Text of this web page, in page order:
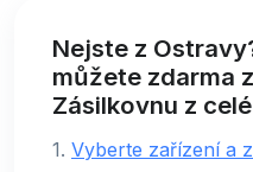
Nejste z
můžete zdarma
Zásilkovnu z
1. Vyberte zařízení a